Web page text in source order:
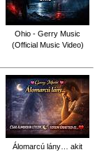
Ohio - Gerry Music
(Official Music Video)
Álomarcú lány… akit